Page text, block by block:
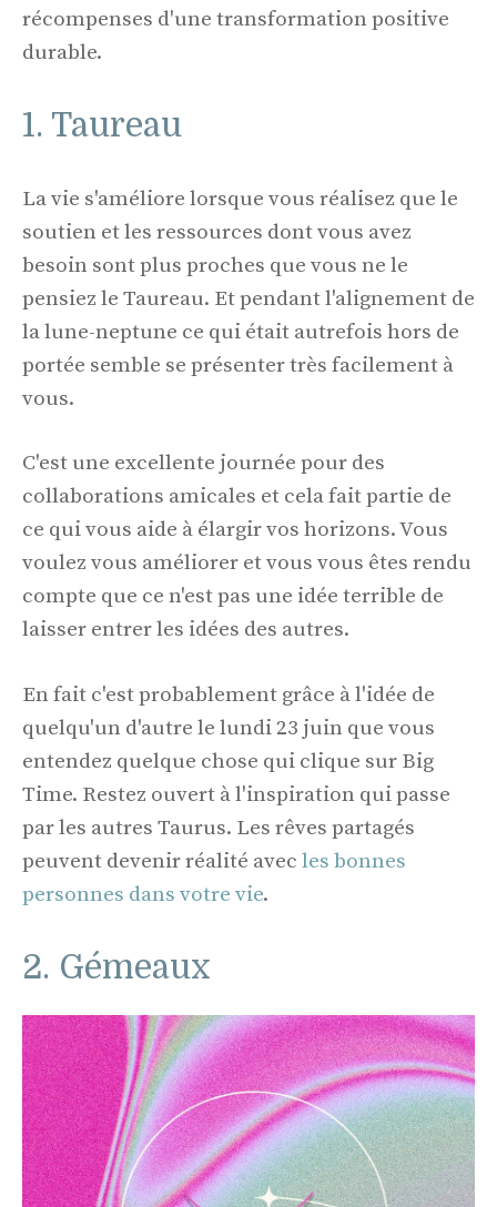
récompenses d'une transformation positive
durable.
1. Taureau
La vie s'améliore lorsque vous réalisez que le
soutien et les ressources dont vous avez
besoin sont plus proches que vous ne le
pensiez le Taureau. Et pendant l'alignement de
la lune-neptune ce qui était autrefois hors de
portée semble se présenter très facilement à
vous.
C'est une excellente journée pour des
collaborations amicales et cela fait partie de
ce qui vous aide à élargir vos horizons. Vous
voulez vous améliorer et vous vous êtes rendu
compte que ce n'est pas une idée terrible de
laisser entrer les idées des autres.
En fait c'est probablement grâce à l'idée de
quelqu'un d'autre le lundi 23 juin que vous
entendez quelque chose qui clique sur Big
Time. Restez ouvert à l'inspiration qui passe
par les autres Taurus. Les rêves partagés
peuvent devenir réalité avec les bonnes
personnes dans votre vie.
2. Gémeaux